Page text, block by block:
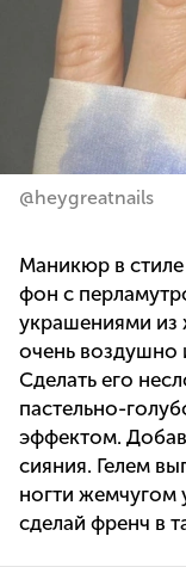
@heygreatnails
Маникюр в
фон с
украшениями из
очень воздушно
Сделать его
пастельно-
эффектом.
сияния. Гелем
ногти жемчугом
сделай френч в